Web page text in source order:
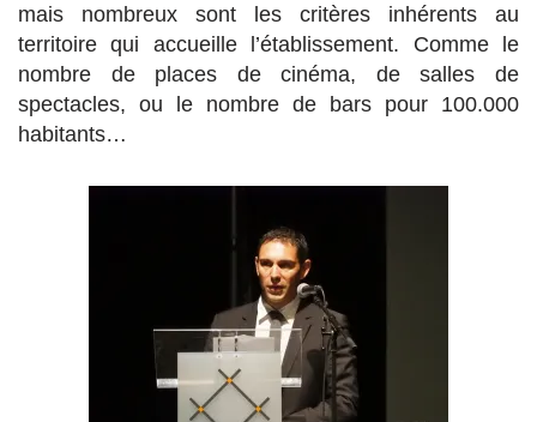
mais nombreux sont les critères inhérents au
territoire qui accueille l’établissement. Comme le
nombre de places de cinéma, de salles de
spectacles, ou le nombre de bars pour 100.000
habitants…